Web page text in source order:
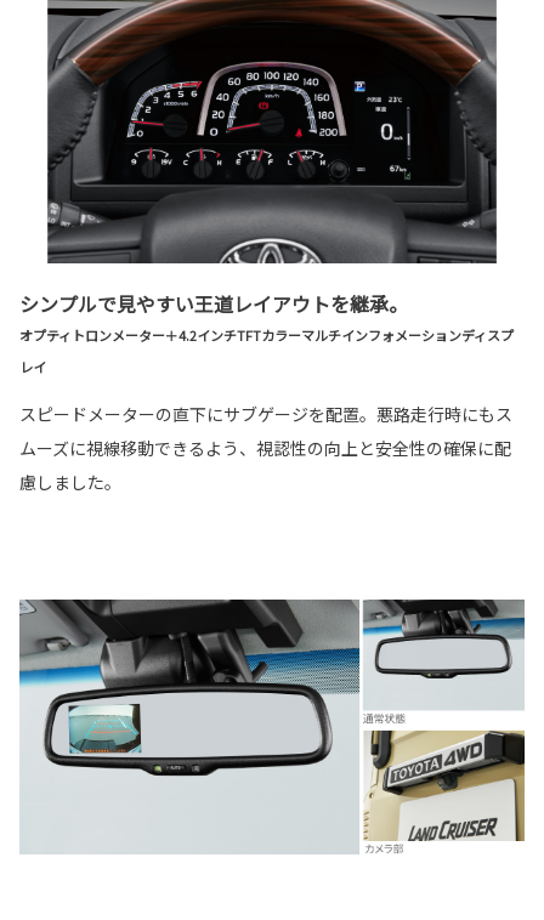
シンプルで見やすい王道レイアウトを継承。
オプティトロンメーター＋4.2インチTFTカラーマルチインフォメーションディスプ
レイ
スピードメーターの直下にサブゲージを配置。悪路走行時にもス
ムーズに視線移動できるよう、視認性の向上と安全性の確保に配
慮しました。